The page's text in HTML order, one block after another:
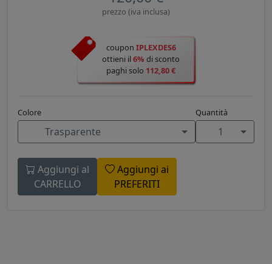
prezzo (iva inclusa)
coupon IPLEXDES6
ottieni il6% di sconto
paghi solo 112,80 €
Colore
Trasparente
Quantità
1
Aggiungi al
CARRELLO
Aggiungi ai
PREFERITI